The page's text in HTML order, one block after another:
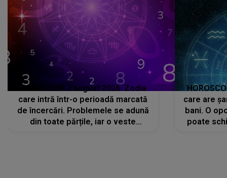
HOROSCOP 7 august 2026. Zodia
care intră într-o perioadă marcată
de încercări. Problemele se adună
din toate părțile, iar o veste
care are
bani. O
poate